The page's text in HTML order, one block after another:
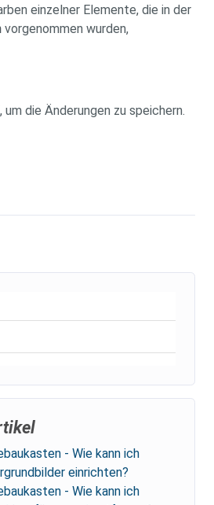
einzelner Elemente, die in der
vorgenommen wurden,
, um die Änderungen zu speichern.
- Wie kann ich
einrichten?
- Wie kann ich